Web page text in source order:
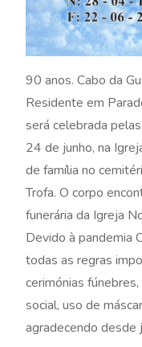
90 anos. Cabo da
Residente em
será celebrada
24 de junho, na
de família no
Trofa. O corpo
funerária da Igreja
Devido à pandemia
todas as regras
cerimónias
social, uso de
agradecendo desde